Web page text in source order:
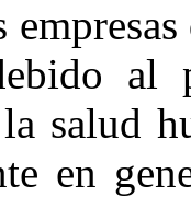
al
salud
en